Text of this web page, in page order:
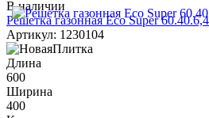
В наличии
Решетка газонная Eco Super
Артикул: 1230104
Длина
600
Ширина
400